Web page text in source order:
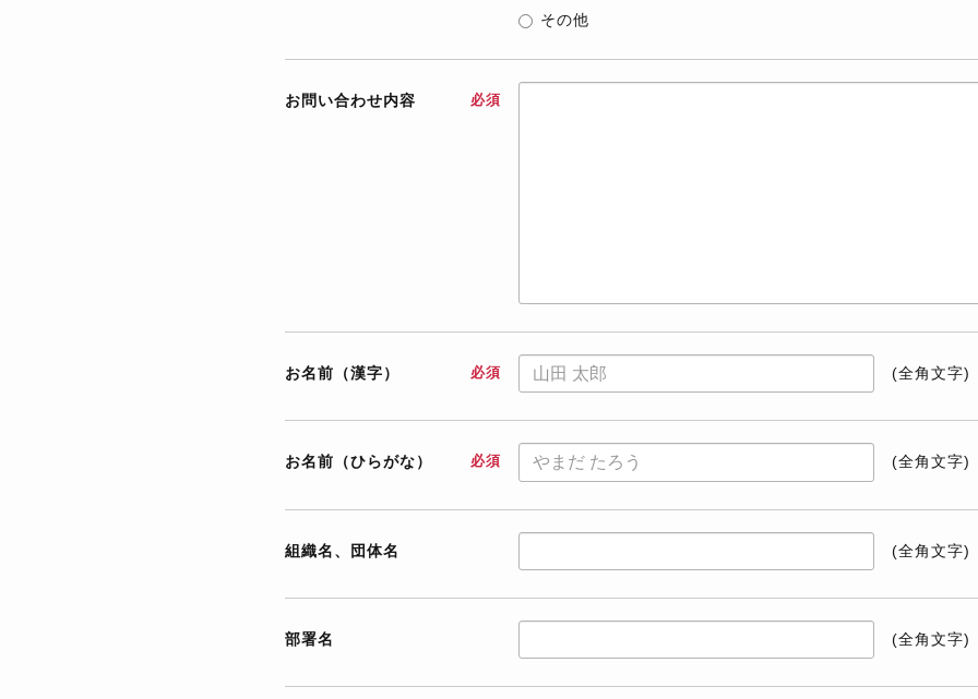
その他
お問い合わせ内容 必須
お名前（漢字） 必須 (全角文字)
お名前（ひらがな） 必須 (全角文字)
組織名、団体名 (全角文字)
部署名 (全角文字)